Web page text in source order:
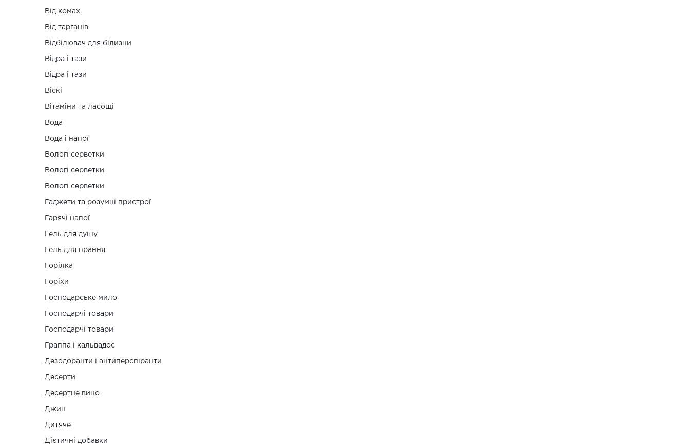
Від комах
Від тарганів
Відбілювач для білизни
Відра і тази
Відра і тази
Віскі
Вітаміни та ласощі
Вода
Вода і напої
Вологі серветки
Вологі серветки
Вологі серветки
Гаджети та розумні пристрої
Гарячі напої
Гель для душу
Гель для прання
Горілка
Горіхи
Господарське мило
Господарчі товари
Господарчі товари
Граппа і кальвадос
Дезодоранти і антиперспіранти
Десерти
Десертне вино
Джин
Дитяче
Дієтичні добавки